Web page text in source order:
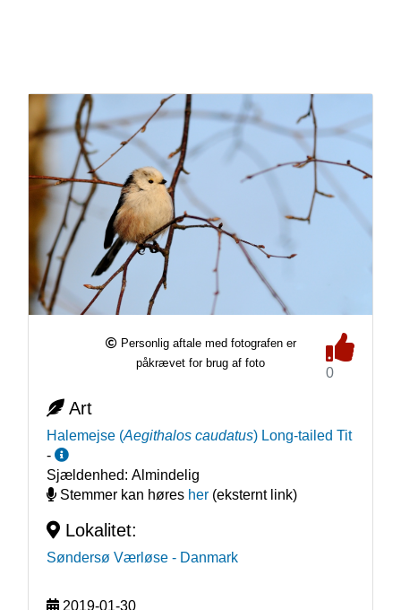
Personlig aftale med fotografen er
påkrævet for brug af foto
0
Art
Halemejse (Aegithalos caudatus) Long-tailed Tit
-
Sjældenhed: Almindelig
Stemmer kan høres her(eksternt link)
Lokalitet:
Søndersø Værløse - Danmark
2019-01-30